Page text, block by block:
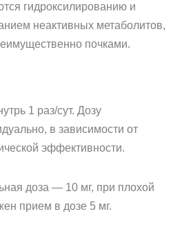
гидроксилированию и
неактивных метаболитов,
почками.
1 раз/сут. Дозу
в зависимости от
эффективности.
доза — 10 мг, при плохой
прием в дозе 5 мг.